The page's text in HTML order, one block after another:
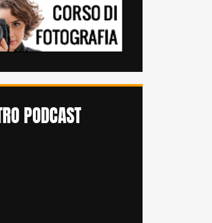
PODCAST